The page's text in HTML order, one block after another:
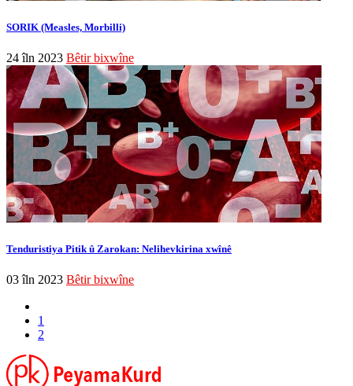
SORIK (Measles, Morbilli)
24 îln 2023 Bêtir bixwîne
Tenduristiya Pitik û Zarokan: Nelihevkirina xwînê
03 îln 2023 Bêtir bixwîne
1
2